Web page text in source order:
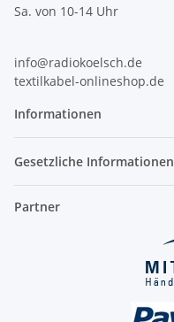
Sa. von 10-14 Uhr
info@radiokoelsch.de
textilkabel-onlineshop.de
Informationen
Gesetzliche Informationen
Partner